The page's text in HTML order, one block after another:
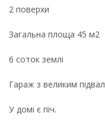
2 поверхи
Загальна площа 45 м2
6 соток землі
Гараж з великим
У домі є піч.